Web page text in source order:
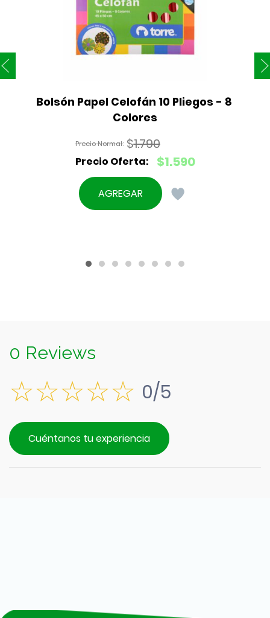
Bolsón Papel Celofán 10 Pliegos - 8
Colores
$1.790
El
precio
original
$1.590
El
precio
actual
AGREGAR
0 Reviews
0/5
Cuéntanos tu experiencia